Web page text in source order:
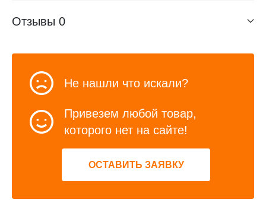
Отзывы 0
Не нашли что искали?
Привезем любой товар,
которого нет на сайте!
ОСТАВИТЬ ЗАЯВКУ